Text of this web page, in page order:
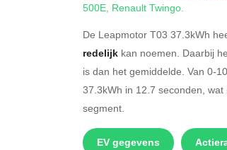
500E, Renault Twingo.
De Leapmotor T03 37.3kWh
redelijk kan noemen. Daarbij
is dan het gemiddelde. Van 0-
37.3kWh in 12.7 seconden, wat
segment.
EV gegevens